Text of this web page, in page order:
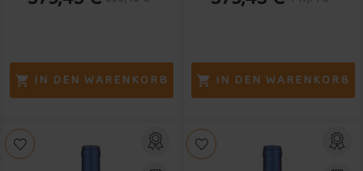
 IN DEN WARENKORB  IN DEN WARENKORB